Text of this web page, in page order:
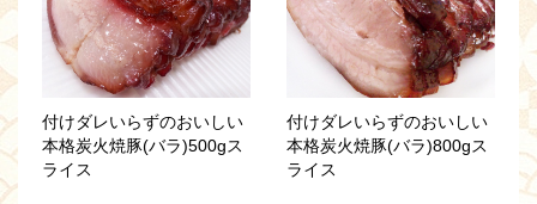
付けダレいらずのおいしい
本格炭火焼豚(バラ)500gス
ライス
付けダレいらずのおいしい
本格炭火焼豚(バラ)800gス
ライス